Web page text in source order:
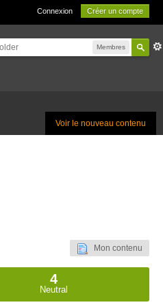
Connexion Créer un compte
Membres
Voir le nouveau contenu
Mon contenu
4
Neutral